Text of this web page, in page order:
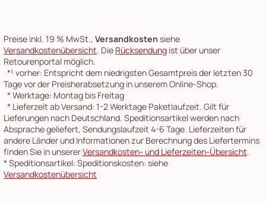
Preise inkl. 19 % MwSt., Versandkosten siehe
Versandkostenübersicht. Die Rücksendung ist über unser
Retourenportal möglich.
*¹ vorher: Entspricht dem niedrigsten Gesamtpreis der letzten 30
Tage vor der Preisherabsetzung in unserem Online-Shop.
*Werktage: Montag bis Freitag
* Lieferzeit ab Versand: 1-2 Werktage Paketlaufzeit. Gilt für
Lieferungen nach Deutschland. Speditionsartikel werden nach
Absprache geliefert, Sendungslaufzeit 4-6 Tage. Lieferzeiten für
andere Länder und Informationen zur Berechnung des Liefertermins
finden Sie in unsererVersandkosten- und Lieferzeiten-Übersicht.
*Speditionsartikel: Speditionskosten: siehe
Versandkostenübersicht